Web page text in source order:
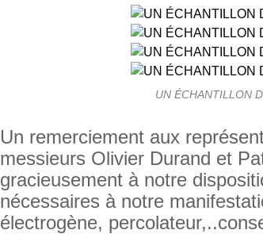
UN ÉCHANTILLON
Un remerciement aux
messieurs Olivier Durand et
gracieusement à notre
nécessaires à notre
électrogène,